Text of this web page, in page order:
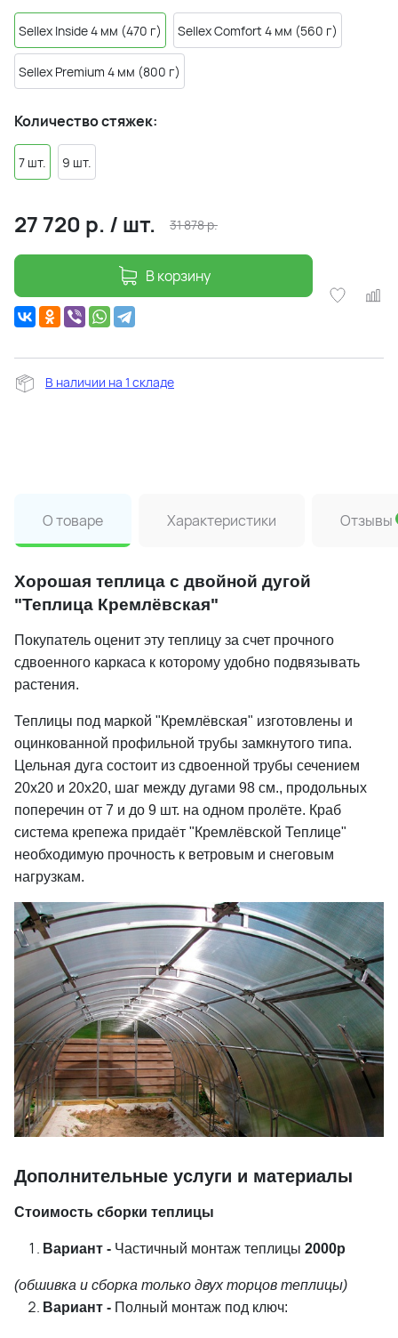
Sellex Inside 4 мм (470 г) Sellex Comfort 4 мм (560 г)
Sellex Premium 4 мм (800 г)
Количество стяжек:
7 шт. 9 шт.
27 720 р. / шт. 31 878р.
В корзину
В наличии на 1 складе
О товаре Характеристики Отзывы
Хорошая теплица с двойной дугой
"Теплица Кремлёвская"
Покупатель оценит эту теплицу за счет прочного
сдвоенного каркаса к которому удобно подвязывать
растения.
Теплицы под маркой "Кремлёвская" изготовлены и
оцинкованной профильной трубы замкнутого типа.
Цельная дуга состоит из сдвоенной трубы сечением
20х20 и 20х20, шаг между дугами 98 см., продольных
поперечин от 7 и до 9 шт. на одном пролёте. Краб
система крепежа придаёт "Кремлёвской Теплице"
необходимую прочность к ветровым и снеговым
нагрузкам.
Дополнительные услуги и материалы
Стоимость сборки теплицы
Вариант - Частичный монтаж теплицы 2000р
(обшивка и сборка только двух торцов теплицы)
Вариант - Полный монтаж под ключ: